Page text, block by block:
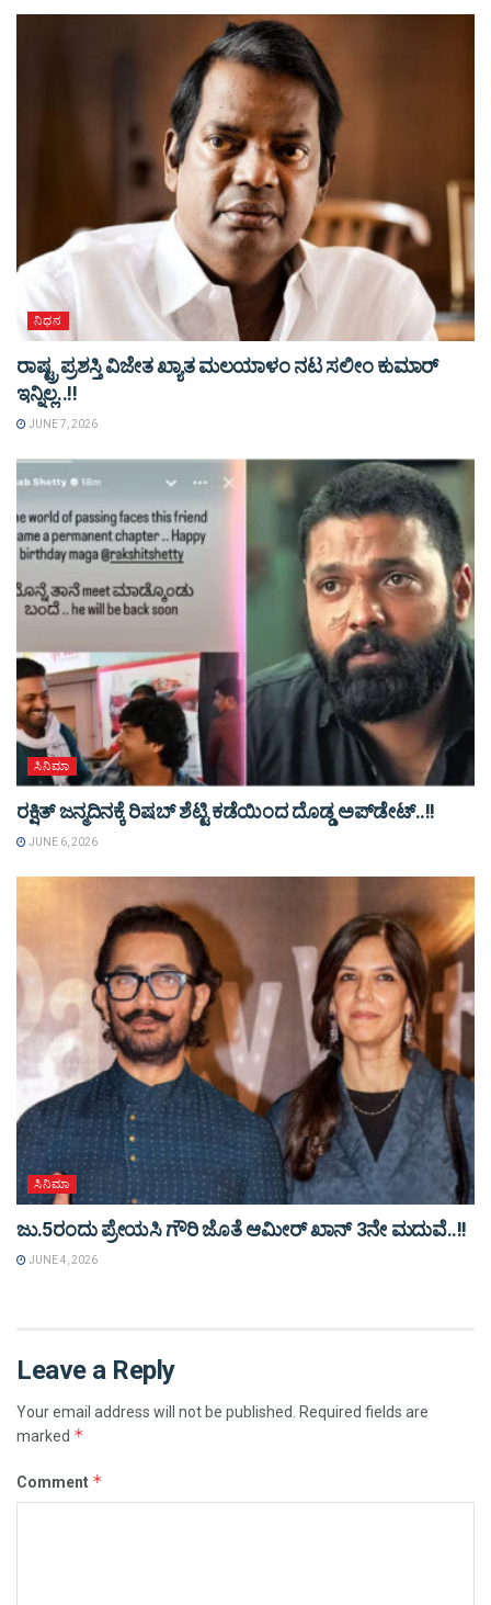
ನಿಧನ
ರಾಷ್ಟ್ರ ಪ್ರಶಸ್ತಿ ವಿಜೇತ ಖ್ಯಾತ ಮಲಯಾಳಂ ನಟ ಸಲೀಂ ಕುಮಾರ್
ಇನ್ನಿಲ್ಲ..!!
JUNE 7, 2026
ಸಿನಿಮಾ
ರಕ್ಷಿತ್ ಜನ್ಮದಿನಕ್ಕೆ ರಿಷಬ್ ಶೆಟ್ಟಿ ಕಡೆಯಿಂದ ದೊಡ್ಡ ಅಪ್​​ಡೇಟ್..!!
JUNE 6, 2026
ಸಿನಿಮಾ
ಜು.5ರಂದು ಪ್ರೇಯಸಿ ಗೌರಿ ಜೊತೆ ಆಮೀರ್ ಖಾನ್ 3ನೇ ಮದುವೆ..!!
JUNE 4, 2026
Leave a Reply
Your email address will not be published.
Required fields are
marked *
Comment *